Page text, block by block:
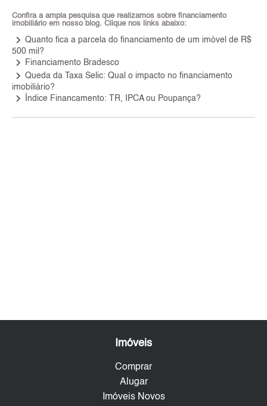
Confira a ampla pesquisa que realizamos sobre financiamento
imobiliário em nosso blog. Clique nos links abaixo:
keyboard_arrow_right Quanto fica a parcela do financiamento de um imóvel de R$
500 mil?
keyboard_arrow_right Financiamento Bradesco
keyboard_arrow_right Queda da Taxa Selic: Qual o impacto no financiamento
imobiliário?
keyboard_arrow_right Índice Financamento: TR, IPCA ou Poupança?
Imóveis
Comprar
Alugar
Imóveis Novos